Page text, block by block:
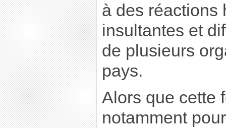
à des réactions
insultantes et
de plusieurs
pays.
Alors que cette
notamment